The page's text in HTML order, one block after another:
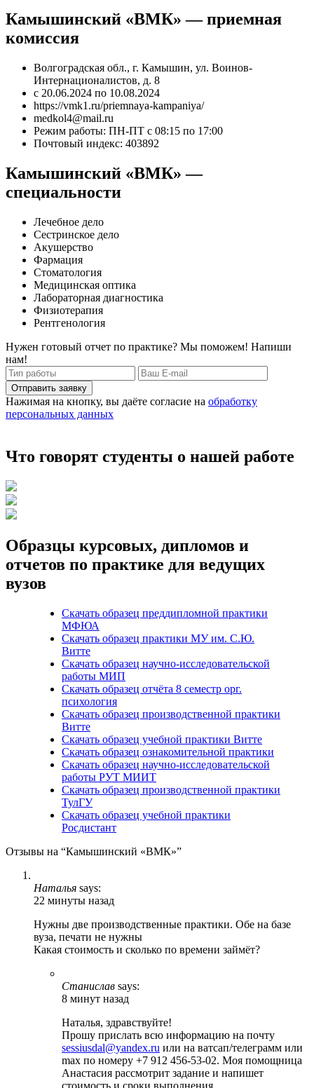
Камышинский «ВМК» — приемная
комиссия
Волгоградская обл., г. Камышин, ул. Воинов-
Интернационалистов, д. 8
с 20.06.2024 по 10.08.2024
https://vmk1.ru/priemnaya-kampaniya/
medkol4@mail.ru
Режим работы: ПН-ПТ с 08:15 по 17:00
Почтовый индекс: 403892
Камышинский «ВМК» —
специальности
Лечебное дело
Сестринское дело
Акушерство
Фармация
Стоматология
Медицинская оптика
Лабораторная диагностика
Физиотерапия
Рентгенология
Нужен готовый отчет по практике? Мы поможем! Напиши
нам!
Отправить заявку
Нажимая на кнопку, вы даёте согласие на обработку
персональных данных
Что говорят студенты о нашей работе
Образцы курсовых, дипломов и
отчетов по практике для ведущих
вузов
Скачать образец преддипломной практики
МФЮА
Скачать образец практики МУ им. С.Ю.
Витте
Скачать образец научно-исследовательской
работы МИП
Скачать образец отчёта 8 семестр орг.
психология
Скачать образец производственной практики
Витте
Скачать образец учебной практики Витте
Скачать образец ознакомительной практики
Скачать образец научно-исследовательской
работы РУТ МИИТ
Скачать образец производственной практики
ТулГУ
Скачать образец учебной практики
Росдистант
Отзывы на “Камышинский «ВМК»”
Наталья says:
22 минуты назад
Нужны две производственные практики. Обе на базе
вуза, печати не нужны
Какая стоимость и сколько по времени займёт?
Станислав says:
8 минут назад
Наталья, здравствуйте!
Прошу прислать всю информацию на почту
sessiusdal@yandex.ru или на ватсап/телеграмм или
max по номеру +7 912 456-53-02. Моя помощница
Анастасия рассмотрит задание и напишет
стоимость и сроки выполнения